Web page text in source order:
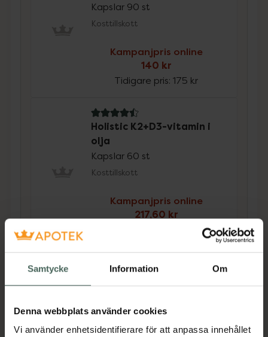
Samtycke Information Om
Denna webbplats använder cookies
Vi använder enhetsidentifierare för att anpassa innehållet
Kapslar 90 st
Kosttillskott
Kampanjpris online
140 kr
Tidigare pris:175 kr
4.5 av 5 i omdöme
Holistic K2+D3-vitamin i
olja
Kapslar 60 st
Kosttillskott
Kampanjpris online
217,60 kr
Köp båda för:357,60 kr
Köp båda
Beskrivning Dölj